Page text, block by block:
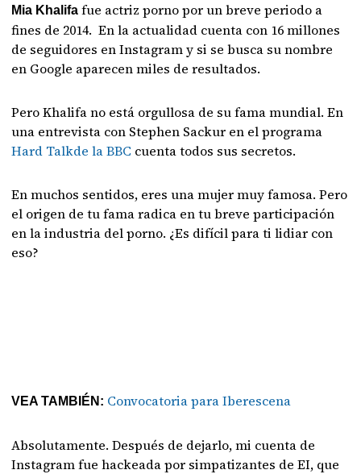
Mia Khalifafue actriz porno por un breve periodo a
fines de 2014.En la actualidad cuenta con 16 millones
de seguidores en Instagram y si se busca su nombre
en Google aparecen miles de resultados.
Pero Khalifa no está orgullosa de su fama mundial.En
una entrevista con Stephen Sackur en el programa
Hard Talkde la BBC cuenta todos sus secretos.
En muchos sentidos, eres una mujer muy famosa. Pero
el origen de tu fama radica en tu breve participación
en la industria del porno. ¿Es difícil para ti lidiar con
eso?
VEA TAMBIÉN: Convocatoria para Iberescena
Absolutamente. Después de dejarlo, mi cuenta de
Instagram fue hackeada por simpatizantes de EI, que